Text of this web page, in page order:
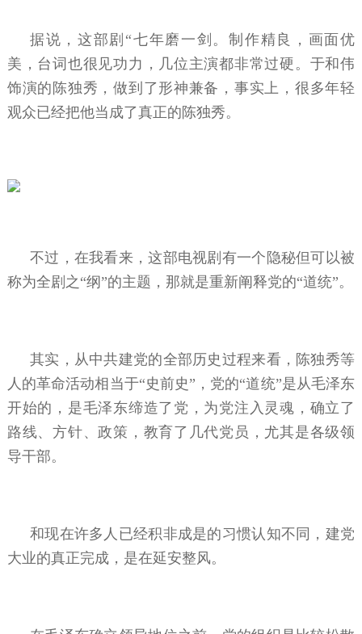
据说，这部剧“七年磨一剑。制作精良，画面优
美，台词也很见功力，几位主演都非常过硬。于和伟
饰演的陈独秀，做到了形神兼备，事实上，很多年轻
观众已经把他当成了真正的陈独秀。
不过，在我看来，这部电视剧有一个隐秘但可以被
称为全剧之“纲”的主题，那就是重新阐释党的“道统”。
其实，从中共建党的全部历史过程来看，陈独秀等
人的革命活动相当于“史前史”，党的“道统”是从毛泽东
开始的，是毛泽东缔造了党，为党注入灵魂，确立了
路线、方针、政策，教育了几代党员，尤其是各级领
导干部。
和现在许多人已经积非成是的习惯认知不同，建党
大业的真正完成，是在延安整风。